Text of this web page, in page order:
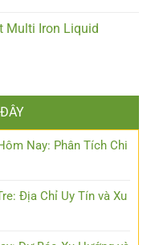
Multi Iron Liquid
Nay: Phân Tích Chi
Địa Chỉ Uy Tín và Xu